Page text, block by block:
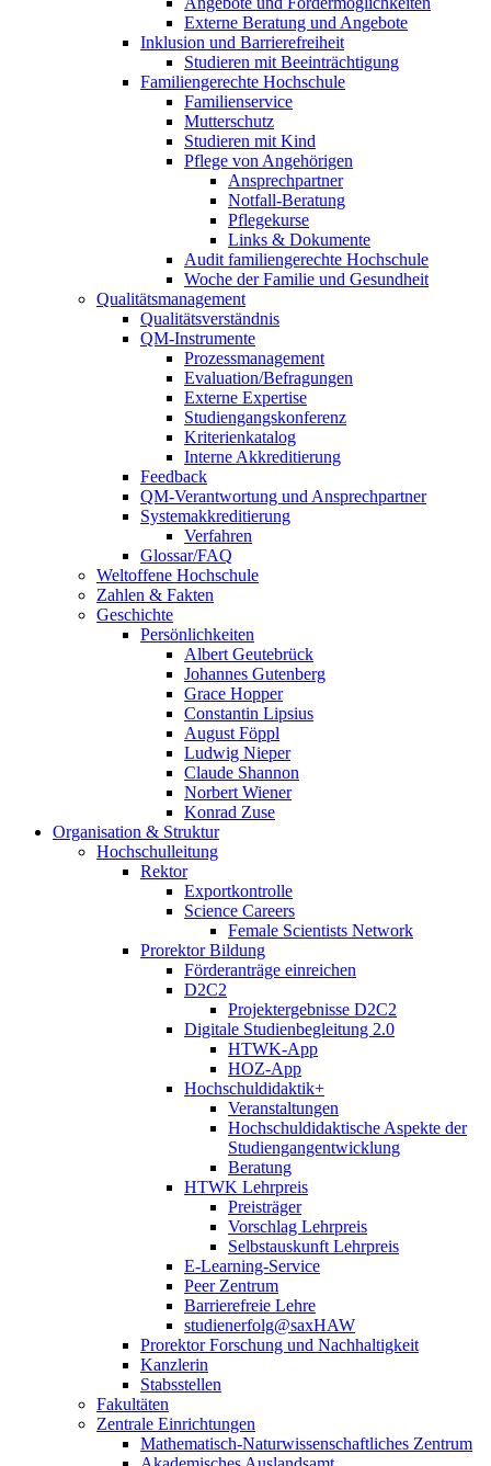
Externe Beratung und Angebote
Inklusion und Barrierefreiheit
Studieren mit Beeinträchtigung
Familiengerechte Hochschule
Familienservice
Mutterschutz
Studieren mit Kind
Pflege von Angehörigen
Ansprechpartner
Notfall-Beratung
Pflegekurse
Links & Dokumente
Audit familiengerechte Hochschule
Woche der Familie und Gesundheit
Qualitätsmanagement
Qualitätsverständnis
QM-Instrumente
Prozessmanagement
Evaluation/Befragungen
Externe Expertise
Studiengangskonferenz
Kriterienkatalog
Interne Akkreditierung
Feedback
QM-Verantwortung und Ansprechpartner
Systemakkreditierung
Verfahren
Glossar/FAQ
Weltoffene Hochschule
Zahlen & Fakten
Geschichte
Persönlichkeiten
Albert Geutebrück
Johannes Gutenberg
Grace Hopper
Constantin Lipsius
August Föppl
Ludwig Nieper
Claude Shannon
Norbert Wiener
Konrad Zuse
Organisation & Struktur
Hochschulleitung
Rektor
Exportkontrolle
Science Careers
Female Scientists Network
Prorektor Bildung
Förderanträge einreichen
D2C2
Projektergebnisse D2C2
Digitale Studienbegleitung 2.0
HTWK-App
HOZ-App
Hochschuldidaktik+
Veranstaltungen
Hochschuldidaktische Aspekte der
Studiengangentwicklung
Beratung
HTWK Lehrpreis
Preisträger
Vorschlag Lehrpreis
Selbstauskunft Lehrpreis
E-Learning-Service
Peer Zentrum
Barrierefreie Lehre
studienerfolg@saxHAW
Prorektor Forschung und Nachhaltigkeit
Kanzlerin
Stabsstellen
Fakultäten
Zentrale Einrichtungen
Mathematisch-Naturwissenschaftliches Zentrum